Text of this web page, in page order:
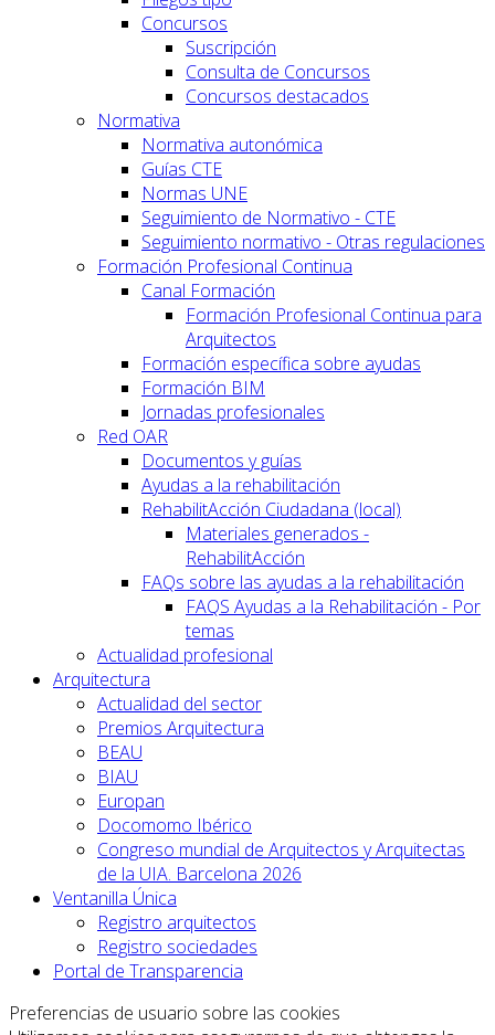
Concursos
Suscripción
Consulta de Concursos
Concursos destacados
Normativa
Normativa autonómica
Guías CTE
Normas UNE
Seguimiento de Normativo - CTE
Seguimiento normativo - Otras regulaciones
Formación Profesional Continua
Canal Formación
Formación Profesional Continua para
Arquitectos
Formación específica sobre ayudas
Formación BIM
Jornadas profesionales
Red OAR
Documentos y guías
Ayudas a la rehabilitación
RehabilitAcción Ciudadana (local)
Materiales generados -
RehabilitAcción
FAQs sobre las ayudas a la rehabilitación
FAQS Ayudas a la Rehabilitación - Por
temas
Actualidad profesional
Arquitectura
Actualidad del sector
Premios Arquitectura
BEAU
BIAU
Europan
Docomomo Ibérico
Congreso mundial de Arquitectos y Arquitectas
de la UIA. Barcelona 2026
Ventanilla Única
Registro arquitectos
Registro sociedades
Portal de Transparencia
Preferencias de usuario sobre las cookies